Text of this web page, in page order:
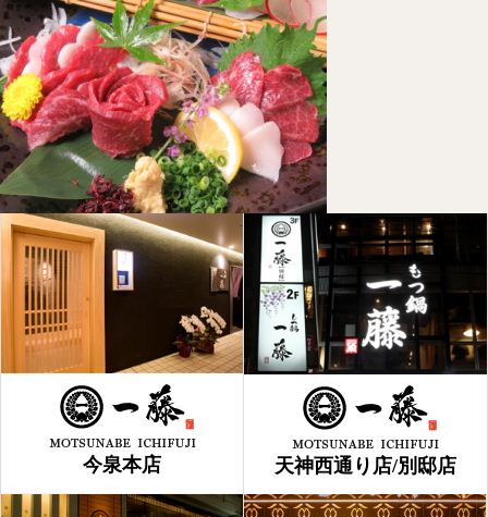
今泉本店 天神西通り店/別邸店